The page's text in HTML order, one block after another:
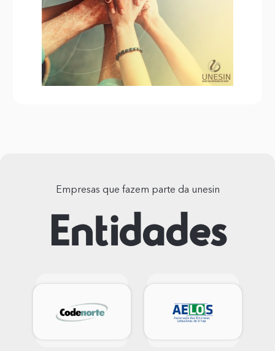
Empresas que fazem parte da unesin
Entidades